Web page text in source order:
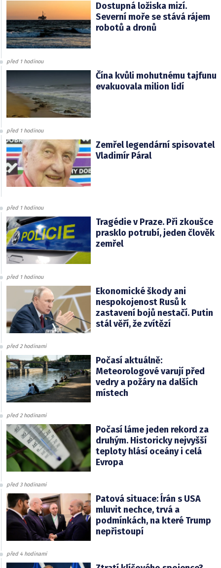
Dostupná ložiska mizí.
Severní moře se stává rájem
robotů a dronů
před 1 hodinou
Čína kvůli mohutnému tajfunu
evakuovala milion lidí
před 1 hodinou
Zemřel legendární spisovatel
Vladimír Páral
před 1 hodinou
Tragédie v Praze. Při zkoušce
prasklo potrubí, jeden člověk
zemřel
před 1 hodinou
Ekonomické škody ani
nespokojenost Rusů k
zastavení bojů nestačí. Putin
stál věří, že zvítězí
před 2 hodinami
Počasí aktuálně:
Meteorologové varují před
vedry a požáry na dalších
místech
před 2 hodinami
Počasí láme jeden rekord za
druhým. Historicky nejvyšší
teploty hlásí oceány i celá
Evropa
před 3 hodinami
Patová situace: Írán s USA
mluvit nechce, trvá a
podmínkách, na které Trump
nepřistoupí
před 4 hodinami